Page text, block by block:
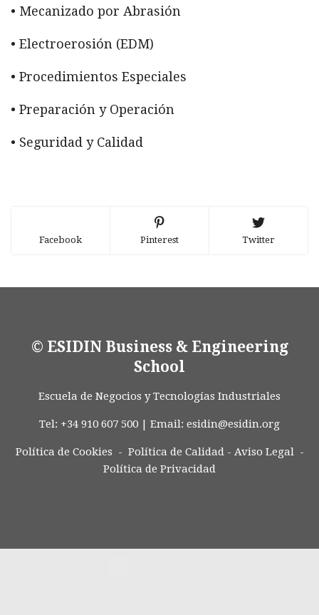
• Mecanizado por Abrasión
• Electroerosión (EDM)
• Procedimientos Especiales
• Preparación y Operación
• Seguridad y Calidad
Facebook Pinterest Twitter
© ESIDIN Business & Engineering
School
Escuela de Negocios y Tecnologías Industriales
Tel: +34 910 607 500 | Email: esidin@esidin.org
Política de Cookies - Política de Calidad- Aviso Legal-
Política de Privacidad